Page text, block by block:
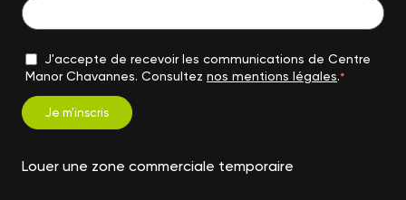
J'accepte de recevoir les communications de Centre
Manor Chavannes. Consultez nos mentions légales.*
Louer une zone commerciale temporaire